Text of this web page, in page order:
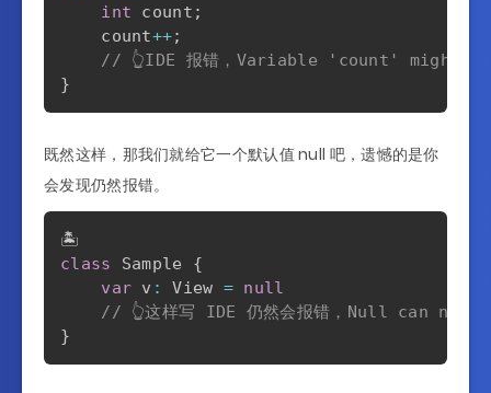
int count ;
    count
++;
// 👆IDE 报错，Variable 'count' might
}
既然这样，那我们就给它一个默认值 null 吧，遗憾的是你
会发现仍然报错。
class Sample {
var v : View = null
// 👆这样写 IDE 仍然会报错，Null can
}